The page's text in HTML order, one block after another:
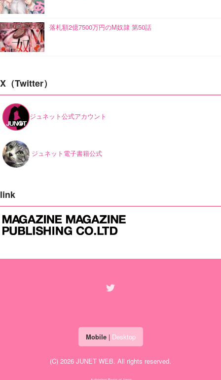
落札額2億7500万円のM奴隷 第50話
X（Twitter）
ジュネット公式アカウント
ジュネット電子書籍公式
link
Mobile| Desktop
(C) 2026 JUNET WEB. All rights reserved.